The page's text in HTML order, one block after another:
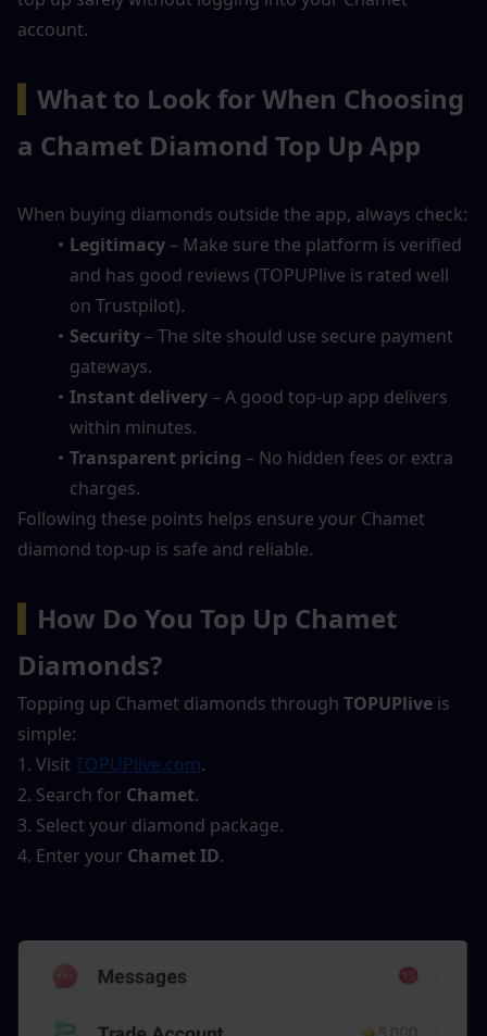
account.
What to Look for When Choosing
a Chamet Diamond Top Up App
When buying diamonds outside the app, always check:
Legitimacy – Make sure the platform is verified
and has good reviews (TOPUPlive is rated well
on Trustpilot).
Security – The site should use secure payment
gateways.
Instant delivery – A good top-up app delivers
within minutes.
Transparent pricing – No hidden fees or extra
charges.
Following these points helps ensure your Chamet
diamond top-up is safe and reliable.
How Do You Top Up Chamet
Diamonds?
Topping up Chamet diamonds through TOPUPlive is
simple:
1. Visit TOPUPlive.com.
2. Search for Chamet.
3. Select your diamond package.
4. Enter your Chamet ID.